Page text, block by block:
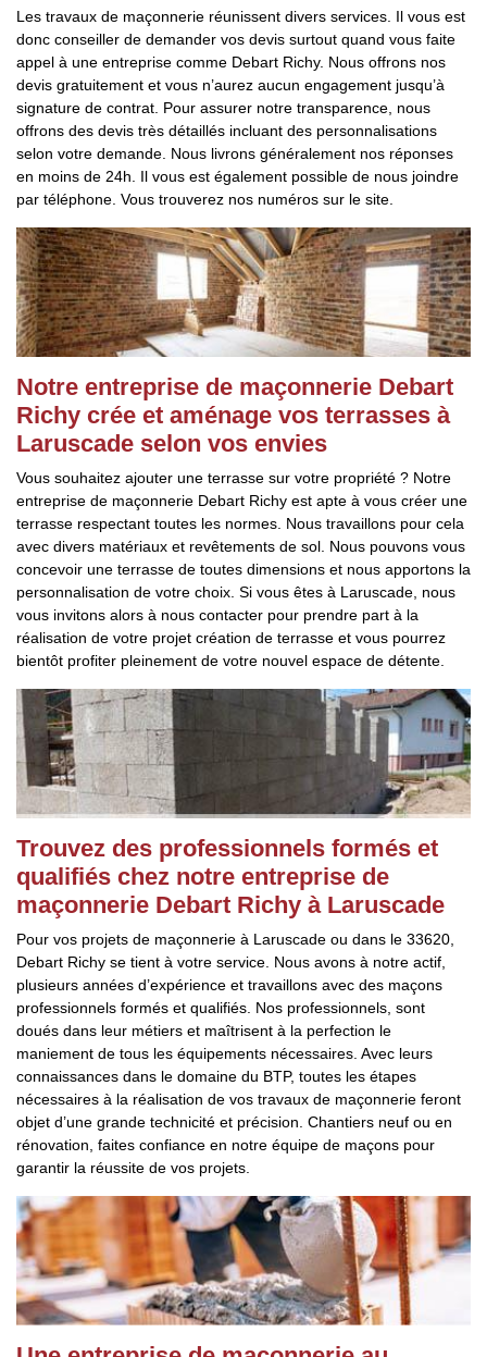
Les travaux de maçonnerie réunissent divers services. Il vous est
donc conseiller de demander vos devis surtout quand vous faite
appel à une entreprise comme Debart Richy. Nous offrons nos
devis gratuitement et vous n’aurez aucun engagement jusqu’à
signature de contrat. Pour assurer notre transparence, nous
offrons des devis très détaillés incluant des personnalisations
selon votre demande. Nous livrons généralement nos réponses
en moins de 24h. Il vous est également possible de nous joindre
par téléphone. Vous trouverez nos numéros sur le site.
Notre entreprise de maçonnerie Debart
Richy crée et aménage vos terrasses à
Laruscade selon vos envies
Vous souhaitez ajouter une terrasse sur votre propriété ? Notre
entreprise de maçonnerie Debart Richy est apte à vous créer une
terrasse respectant toutes les normes. Nous travaillons pour cela
avec divers matériaux et revêtements de sol. Nous pouvons vous
concevoir une terrasse de toutes dimensions et nous apportons la
personnalisation de votre choix. Si vous êtes à Laruscade, nous
vous invitons alors à nous contacter pour prendre part à la
réalisation de votre projet création de terrasse et vous pourrez
bientôt profiter pleinement de votre nouvel espace de détente.
Trouvez des professionnels formés et
qualifiés chez notre entreprise de
maçonnerie Debart Richy à Laruscade
Pour vos projets de maçonnerie à Laruscade ou dans le 33620,
Debart Richy se tient à votre service. Nous avons à notre actif,
plusieurs années d’expérience et travaillons avec des maçons
professionnels formés et qualifiés. Nos professionnels, sont
doués dans leur métiers et maîtrisent à la perfection le
maniement de tous les équipements nécessaires. Avec leurs
connaissances dans le domaine du BTP, toutes les étapes
nécessaires à la réalisation de vos travaux de maçonnerie feront
objet d’une grande technicité et précision. Chantiers neuf ou en
rénovation, faites confiance en notre équipe de maçons pour
garantir la réussite de vos projets.